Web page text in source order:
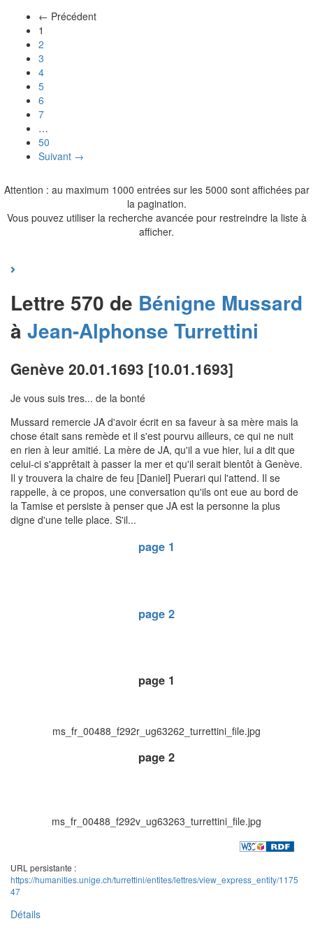
← Précédent
1
2
3
4
5
6
7
…
50
Suivant →
Attention : au maximum 1000 entrées sur les 5000 sont affichées par
la pagination.
Vous pouvez utiliser la recherche avancée pour restreindre la liste à
afficher.
Lettre 570 de Bénigne Mussard
à Jean-Alphonse Turrettini
Genève 20.01.1693 [10.01.1693]
Je vous suis tres... de la bonté
Mussard remercie JA d'avoir écrit en sa faveur à sa mère mais la
chose était sans remède et il s'est pourvu ailleurs, ce qui ne nuit
en rien à leur amitié. La mère de JA, qu'il a vue hier, lui a dit que
celui-ci s'apprêtait à passer la mer et qu'il serait bientôt à Genève.
Il y trouvera la chaire de feu [Daniel] Puerari qui l'attend. Il se
rappelle, à ce propos, une conversation qu'ils ont eue au bord de
la Tamise et persiste à penser que JA est la personne la plus
digne d'une telle place. S'il...
page 1
page 2
page 1
ms_fr_00488_f292r_ug63262_turrettini_file.jpg
page 2
ms_fr_00488_f292v_ug63263_turrettini_file.jpg
URL persistante :
https://humanities.unige.ch/turrettini/entites/lettres/view_express_entity/1175
47
Détails